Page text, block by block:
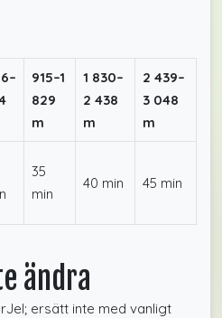
915–1
829
m
1 830–
2 438
m
2 439–
3 048
m
35
min
40 min 45 min
ändra
ersätt inte med vanligt